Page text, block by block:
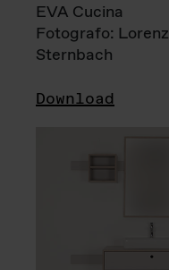
EVA Cucina
Fotografo: Lorenz
Sternbach
Download